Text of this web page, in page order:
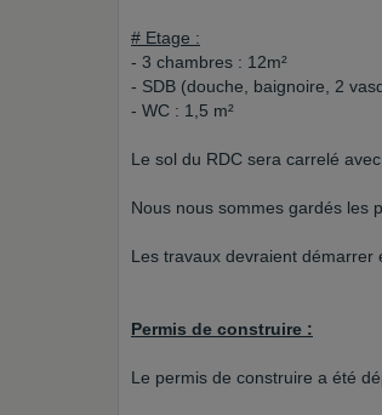
# Etage :
- 3 chambres : 12m²
- SDB (douche, baignoire, 2
- WC : 1,5 m²
Le sol du RDC sera carrelé
Nous nous sommes gardés les
Les travaux devraient démarrer
Permis de construire :
Le permis de construire a été